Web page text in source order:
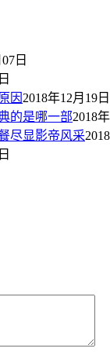
日
因 2018年12月19日
的是哪一部2018
尽显影帝风采